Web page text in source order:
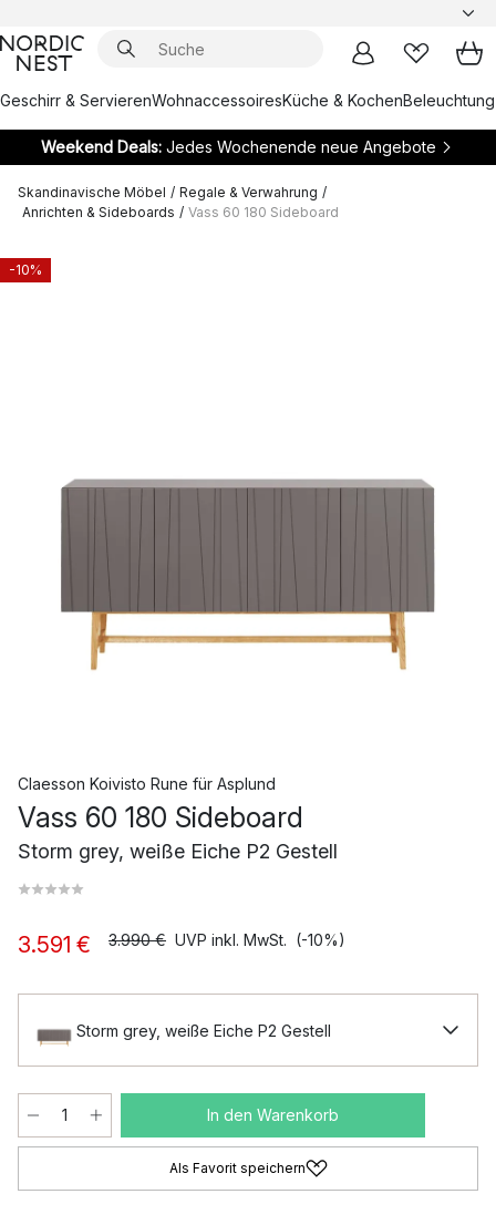
Geschirr & ServierenWohnaccessoiresKüche & KochenBeleuchtung
Weekend Deals:Jedes Wochenende neue Angebote
Skandinavische Möbel / Regale & Verwahrung /
Anrichten & Sideboards / Vass 60 180 Sideboard
-10%
Claesson Koivisto Rune für Asplund
Vass 60 180 Sideboard
Storm grey, weiße Eiche P2 Gestell
3.591 € 3.990 € UVP inkl. MwSt. (-10%)
Storm grey, weiße Eiche P2 Gestell
In den Warenkorb
Als Favorit speichern